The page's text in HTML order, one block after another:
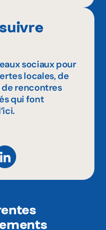
sociaux pour
locales, de
rencontres
qui font